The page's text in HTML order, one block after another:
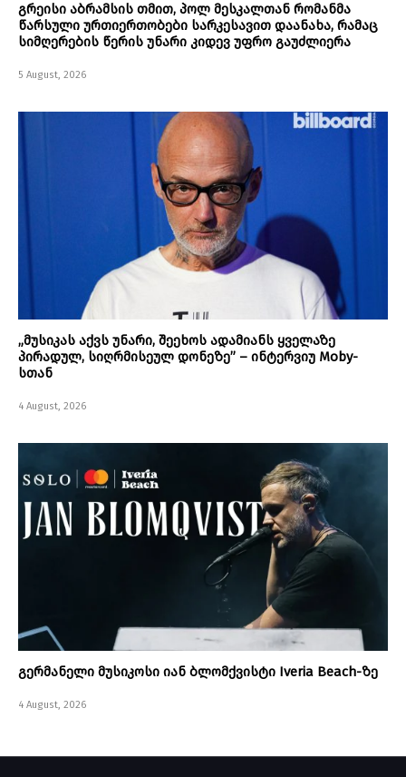
გრეისი აბრამსის თმით, პოლ მესკალთან რომანმა
წარსული ურთიერთობები სარკესავით დაანახა, რამაც
სიმღერების წერის უნარი კიდევ უფრო გაუძლიერა
5 August, 2026
„მუსიკას აქვს უნარი, შეეხოს ადამიანს ყველაზე
პირადულ, სიღრმისეულ დონეზე” – ინტერვიუ Moby-
სთან
4 August, 2026
გერმანელი მუსიკოსი იან ბლომქვისტი Iveria Beach-ზე
4 August, 2026